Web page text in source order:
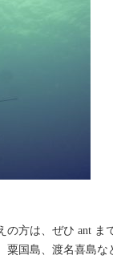
方は、ぜひ ant ま
国島、渡名喜島な